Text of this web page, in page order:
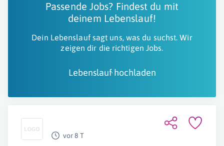
Passende Jobs? Findest du mit
deinem Lebenslauf!
Dein Lebenslauf sagt uns, was du suchst. Wir
zeigen dir die richtigen Jobs.
Lebenslauf hochladen
vor 8 T